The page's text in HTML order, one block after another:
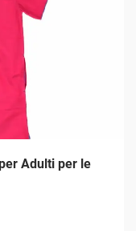
Adulti per le